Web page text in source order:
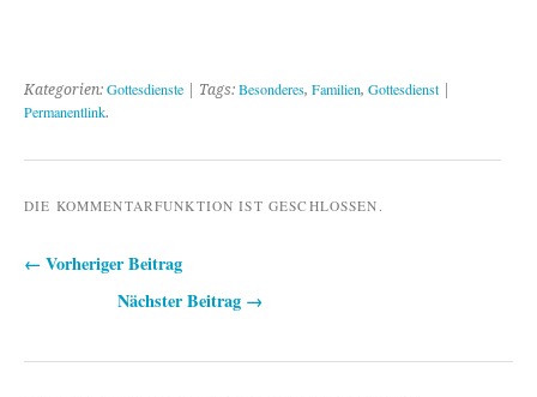
Kategorien: Gottesdienste | Tags: Besonderes, Familien, Gottesdienst|
Permanentlink.
DIE KOMMENTARFUNKTION IST GESCHLOSSEN.
Beitragsnavigation
← Vorheriger Beitrag
Nächster Beitrag →